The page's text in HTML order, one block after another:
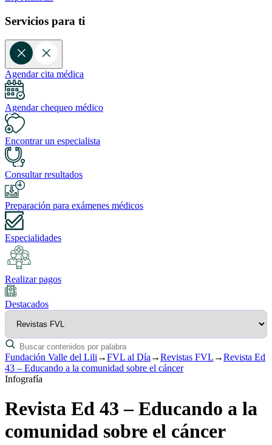
Servicios para ti
Agendar cita médica
Agendar chequeo médico
Encontrar un especialista
Consultar resultados
Preparación para exámenes médicos
Especialidades
Realizar pagos
Destacados
Fundación Valle del Lili →FVL al Día →Revistas FVL →Revista Ed
43 – Educando a la comunidad sobre el cáncer
Infografía
Revista Ed 43 – Educando a la
comunidad sobre el cáncer